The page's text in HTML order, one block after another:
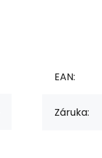
EAN:
Záruka: